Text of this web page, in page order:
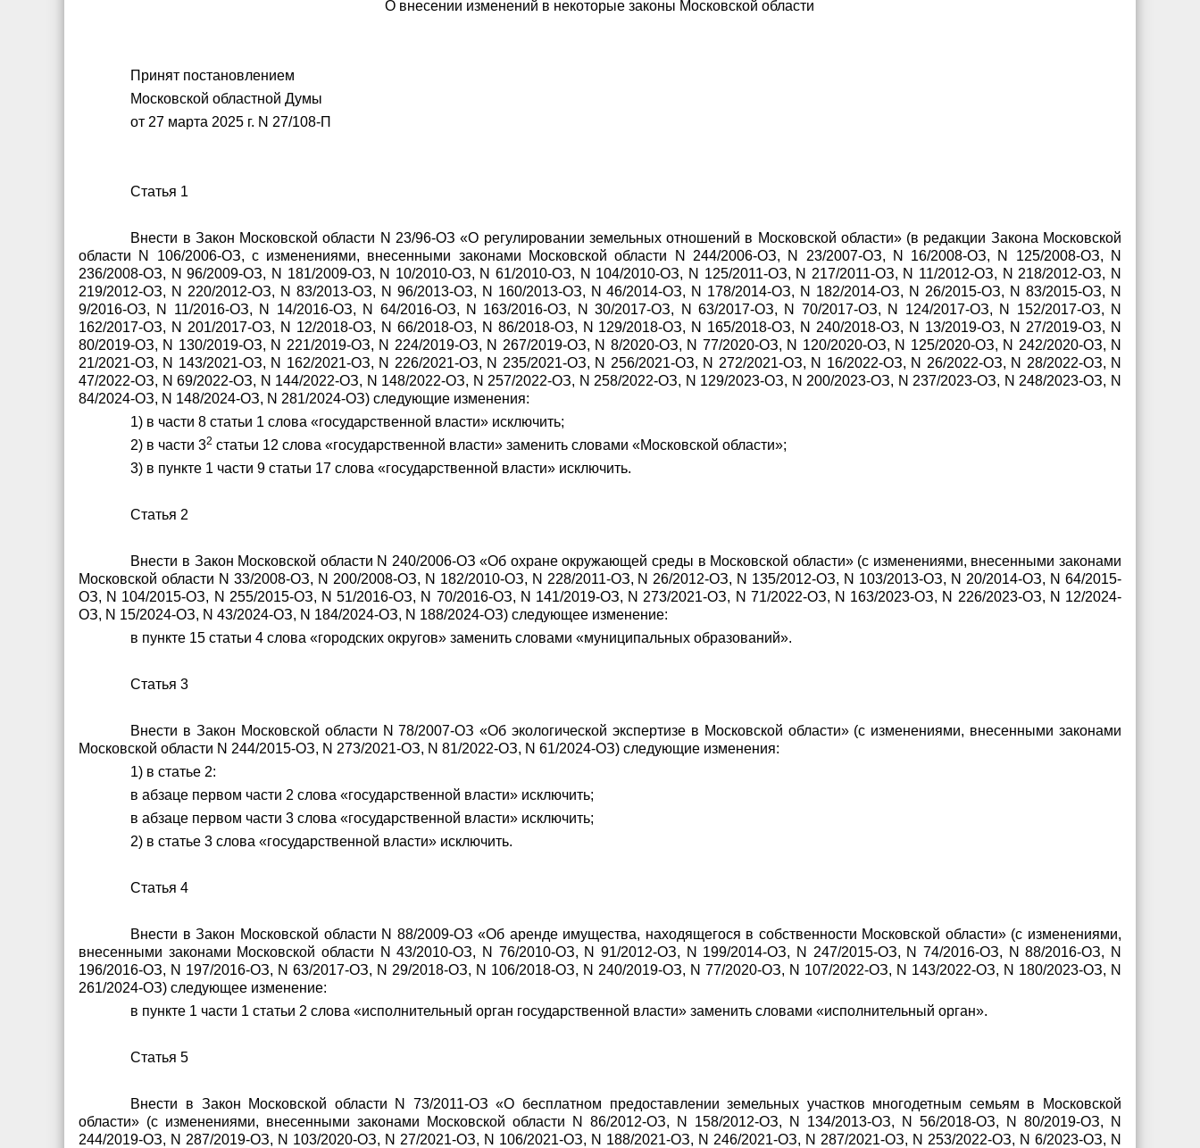
О внесении изменений в некоторые законы Московской области
Принят постановлением
Московской областной Думы
от 27 марта 2025 г. N 27/108-П
Статья 1
Внести в Закон Московской области N 23/96-ОЗ «О регулировании земельных отношений в Московской области» (в редакции Закона Московской
области N 106/2006-ОЗ, с изменениями, внесенными законами Московской области N 244/2006-ОЗ, N 23/2007-ОЗ, N 16/2008-ОЗ, N 125/2008-ОЗ, N
236/2008-ОЗ, N 96/2009-ОЗ, N 181/2009-ОЗ, N 10/2010-ОЗ, N 61/2010-ОЗ, N 104/2010-ОЗ, N 125/2011-ОЗ, N 217/2011-ОЗ, N 11/2012-ОЗ, N 218/2012-ОЗ, N
219/2012-ОЗ, N 220/2012-ОЗ, N 83/2013-ОЗ, N 96/2013-ОЗ, N 160/2013-ОЗ, N 46/2014-ОЗ, N 178/2014-ОЗ, N 182/2014-ОЗ, N 26/2015-ОЗ, N 83/2015-ОЗ, N
9/2016-ОЗ, N 11/2016-ОЗ, N 14/2016-ОЗ, N 64/2016-ОЗ, N 163/2016-ОЗ, N 30/2017-ОЗ, N 63/2017-ОЗ, N 70/2017-ОЗ, N 124/2017-ОЗ, N 152/2017-ОЗ, N
162/2017-ОЗ, N 201/2017-ОЗ, N 12/2018-ОЗ, N 66/2018-ОЗ, N 86/2018-ОЗ, N 129/2018-ОЗ, N 165/2018-ОЗ, N 240/2018-ОЗ, N 13/2019-ОЗ, N 27/2019-ОЗ, N
80/2019-ОЗ, N 130/2019-ОЗ, N 221/2019-ОЗ, N 224/2019-ОЗ, N 267/2019-ОЗ, N 8/2020-ОЗ, N 77/2020-ОЗ, N 120/2020-ОЗ, N 125/2020-ОЗ, N 242/2020-ОЗ, N
21/2021-ОЗ, N 143/2021-ОЗ, N 162/2021-ОЗ, N 226/2021-ОЗ, N 235/2021-ОЗ, N 256/2021-ОЗ, N 272/2021-ОЗ, N 16/2022-ОЗ, N 26/2022-ОЗ, N 28/2022-ОЗ, N
47/2022-ОЗ, N 69/2022-ОЗ, N 144/2022-ОЗ, N 148/2022-ОЗ, N 257/2022-ОЗ, N 258/2022-ОЗ, N 129/2023-ОЗ, N 200/2023-ОЗ, N 237/2023-ОЗ, N 248/2023-ОЗ, N
84/2024-ОЗ, N 148/2024-ОЗ, N 281/2024-ОЗ) следующие изменения:
1) в части 8 статьи 1 слова «государственной власти» исключить;
2) в части 32 статьи 12 слова «государственной власти» заменить словами «Московской области»;
3) в пункте 1 части 9 статьи 17 слова «государственной власти» исключить.
Статья 2
Внести в Закон Московской области N 240/2006-ОЗ «Об охране окружающей среды в Московской области» (с изменениями, внесенными законами
Московской области N 33/2008-ОЗ, N 200/2008-ОЗ, N 182/2010-ОЗ, N 228/2011-ОЗ, N 26/2012-ОЗ, N 135/2012-ОЗ, N 103/2013-ОЗ, N 20/2014-ОЗ, N 64/2015-
ОЗ, N 104/2015-ОЗ, N 255/2015-ОЗ, N 51/2016-ОЗ, N 70/2016-ОЗ, N 141/2019-ОЗ, N 273/2021-ОЗ, N 71/2022-ОЗ, N 163/2023-ОЗ, N 226/2023-ОЗ, N 12/2024-
ОЗ, N 15/2024-ОЗ, N 43/2024-ОЗ, N 184/2024-ОЗ, N 188/2024-ОЗ) следующее изменение:
в пункте 15 статьи 4 слова «городских округов» заменить словами «муниципальных образований».
Статья 3
Внести в Закон Московской области N 78/2007-ОЗ «Об экологической экспертизе в Московской области» (с изменениями, внесенными законами
Московской области N 244/2015-ОЗ, N 273/2021-ОЗ, N 81/2022-ОЗ, N 61/2024-ОЗ) следующие изменения:
1) в статье 2:
в абзаце первом части 2 слова «государственной власти» исключить;
в абзаце первом части 3 слова «государственной власти» исключить;
2) в статье 3 слова «государственной власти» исключить.
Статья 4
Внести в Закон Московской области N 88/2009-ОЗ «Об аренде имущества, находящегося в собственности Московской области» (с изменениями,
внесенными законами Московской области N 43/2010-ОЗ, N 76/2010-ОЗ, N 91/2012-ОЗ, N 199/2014-ОЗ, N 247/2015-ОЗ, N 74/2016-ОЗ, N 88/2016-ОЗ, N
196/2016-ОЗ, N 197/2016-ОЗ, N 63/2017-ОЗ, N 29/2018-ОЗ, N 106/2018-ОЗ, N 240/2019-ОЗ, N 77/2020-ОЗ, N 107/2022-ОЗ, N 143/2022-ОЗ, N 180/2023-ОЗ, N
261/2024-ОЗ) следующее изменение:
в пункте 1 части 1 статьи 2 слова «исполнительный орган государственной власти» заменить словами «исполнительный орган».
Статья 5
Внести в Закон Московской области N 73/2011-ОЗ «О бесплатном предоставлении земельных участков многодетным семьям в Московской
области» (с изменениями, внесенными законами Московской области N 86/2012-ОЗ, N 158/2012-ОЗ, N 134/2013-ОЗ, N 56/2018-ОЗ, N 80/2019-ОЗ, N
244/2019-ОЗ, N 287/2019-ОЗ, N 103/2020-ОЗ, N 27/2021-ОЗ, N 106/2021-ОЗ, N 188/2021-ОЗ, N 246/2021-ОЗ, N 287/2021-ОЗ, N 253/2022-ОЗ, N 6/2023-ОЗ, N